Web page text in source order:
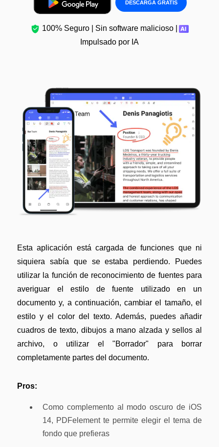
Centro de conocimiento
Descuento educativo
Adquiere PDFelement con descuento académico.
Centro de descargas
Descarga las herramientas de PDF.
Actualización
Actualizar a PDFelement V12.
DESCARGA GRATIS
100% Seguro | Sin software malicioso |
Impulsado por IA
Esta aplicación está cargada de funciones que ni
siquiera sabía que se estaba perdiendo. Puedes
utilizar la función de reconocimiento de fuentes para
averiguar el estilo de fuente utilizado en un
documento y, a continuación, cambiar el tamaño, el
estilo y el color del texto. Además, puedes añadir
cuadros de texto, dibujos a mano alzada y sellos al
archivo, o utilizar el "Borrador" para borrar
completamente partes del documento.
Pros:
Como complemento al modo oscuro de iOS
14, PDFelement te permite elegir el tema de
fondo que prefieras